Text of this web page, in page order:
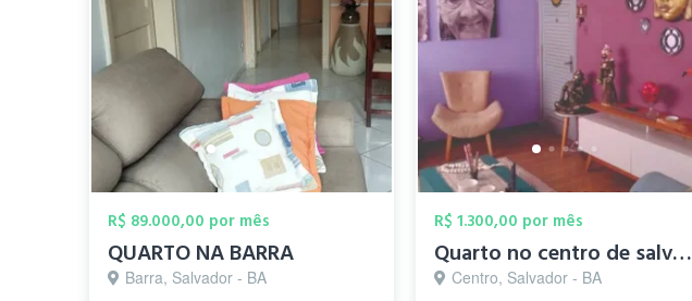
R$ 89.000,00 por mês
QUARTO NA BARRA
Barra, Salvador - BA
R$ 1.300,00 por mês
Quarto no centro de salvador
Centro, Salvador - BA